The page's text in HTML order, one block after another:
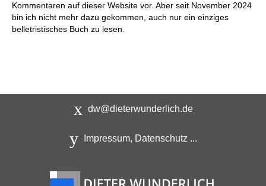
Kommentaren auf dieser Website vor. Aber seit November 2024
bin ich nicht mehr dazu gekommen, auch nur ein einziges
belletristisches Buch zu lesen.
dw@dieterwunderlich.de
Impressum, Datenschutz ...